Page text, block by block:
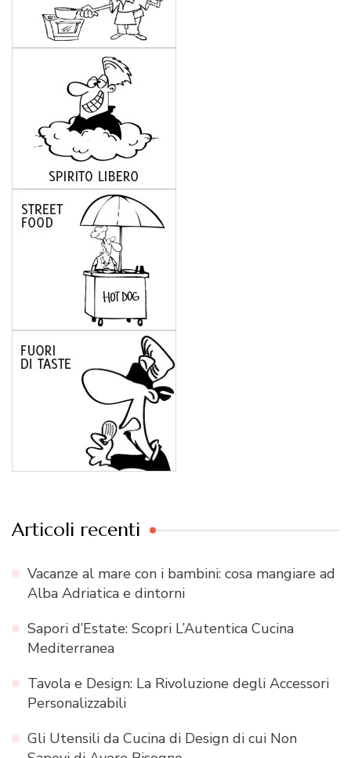
Articoli recenti
Vacanze al mare con i bambini: cosa mangiare ad
Alba Adriatica e dintorni
Sapori d’Estate: Scopri L’Autentica Cucina
Mediterranea
Tavola e Design: La Rivoluzione degli Accessori
Personalizzabili
Gli Utensili da Cucina di Design di cui Non